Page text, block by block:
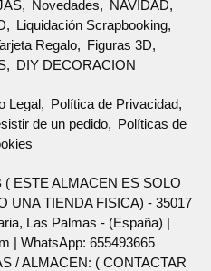
Novedades
NAVIDAD
Liquidación Scrapbooking
Regalo
Figuras 3D
DIY DECORACION
Legal
Política de Privacidad
de un pedido
Políticas de
( ESTE ALMACEN ES SOLO
UNA TIENDA FISICA) - 35017
Las Palmas - (España) |
| WhatsApp: 655493665
/ ALMACEN: ( CONTACTAR